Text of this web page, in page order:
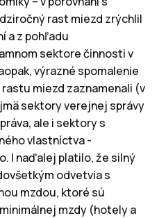
rast miezd zrýchlil
a z pohľadu
sektore činnosti v
výrazné spomalenie
miezd zaznamenali (v
sektory verejnej správy
ale i sektory s
vlastníctva -
I naďalej platilo, že silný
odvetvia s
mzdou, ktoré sú
mzdy (hotely a